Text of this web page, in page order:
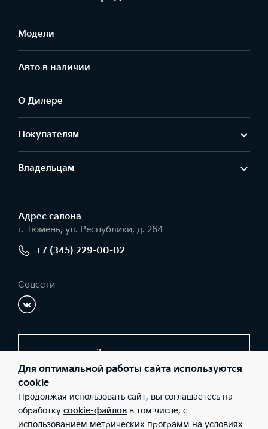
Модели
Авто в наличии
О Дилере
Покупателям
Владельцам
Адрес салонa
г. Тюмень, ул. Республики, д. 264
+7 (345) 229-00-02
Соцсети
Заказать звонок
© 2026 Юридические лица ООО «Тайм-мобиль» (Фактический
адрес: г. Тюмень, ул. Республики, д. 264; Телефон: +7 (345) 229-
00-02; ИНН: 7203178017; ОГРН: 1067203318126), ООО «Киа
Россия и СНГ» (Фактический адрес: г.Москва, Валовая 26;
Для оптимальной работы сайта используются
cookie
Продолжая использовать сайт, вы соглашаетесь на
обработку cookie-файлов в том числе, с
использованием метрических программ на условиях